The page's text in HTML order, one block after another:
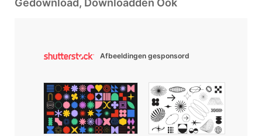
Gedownload, Downloadden Ook
Afbeeldingen gesponsord